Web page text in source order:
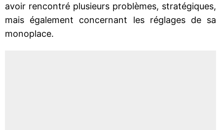
avoir rencontré plusieurs problèmes, stratégiques,
mais également concernant les réglages de sa
monoplace.